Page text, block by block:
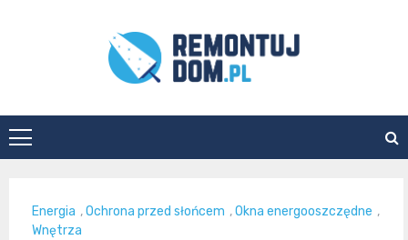
Remontuj
Dom
Energia ,Ochrona przed słońcem ,Okna energooszczędne ,
Wnętrza